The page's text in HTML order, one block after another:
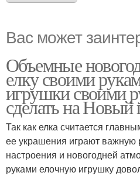
Вас может
Объемные
елку своими
игрушки своими
сделать на Новый
Так как елка считается
ее украшения играют важную
настроения и новогодней
руками елочную игрушку